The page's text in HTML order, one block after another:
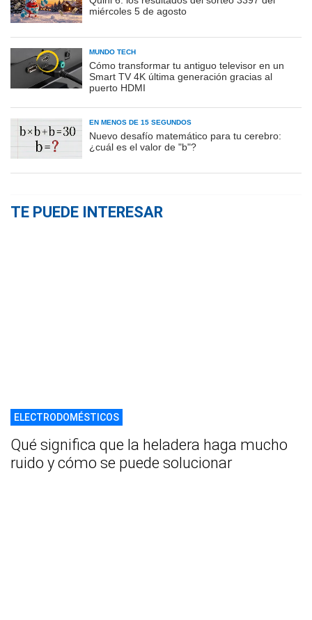
miércoles 5 de agosto
MUNDO TECH
Cómo transformar tu antiguo televisor en un
Smart TV 4K última generación gracias al
puerto HDMI
EN MENOS DE 15 SEGUNDOS
Nuevo desafío matemático para tu cerebro:
¿cuál es el valor de "b"?
TE PUEDE INTERESAR
ELECTRODOMÉSTICOS
Qué significa que la heladera haga mucho
ruido y cómo se puede solucionar